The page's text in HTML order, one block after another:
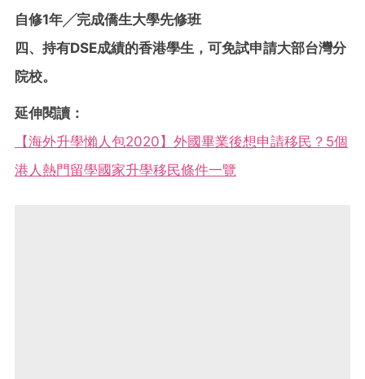
自修1年╱完成僑生大學先修班
四、持有DSE成績的香港學生，可免試申請大部台灣分
院校。
延伸閱讀：
【海外升學懶人包2020】外國畢業後想申請移民？5個
港人熱門留學國家升學移民條件一覽